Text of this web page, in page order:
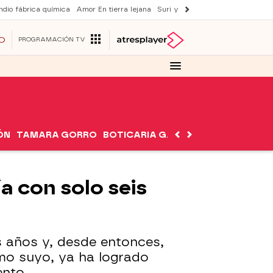
fábrica química Amor En tierra lejana Suri y Tom Cruise
PROGRAMACIÓN TV
TAMARA GORRO BOTICARIA GARCÍA
con solo seis
y, desde entonces,
suyo, ya ha logrado